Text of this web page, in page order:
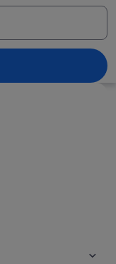
concurrida y un edificio